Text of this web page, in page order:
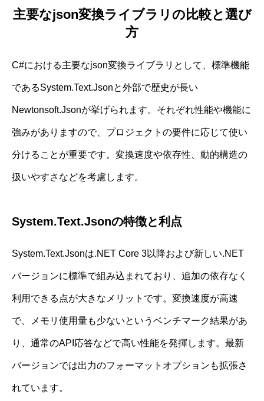
主要なjson変換ライブラリの比較と選び
方
C#における主要なjson変換ライブラリとして、標準機能
であるSystem.Text.Jsonと外部で歴史が長い
Newtonsoft.Jsonが挙げられます。それぞれ性能や機能に
強みがありますので、プロジェクトの要件に応じて使い
分けることが重要です。変換速度や依存性、動的構造の
扱いやすさなどを考慮します。
System.Text.Jsonの特徴と利点
System.Text.Jsonは.NET Core 3以降および新しい.NET
バージョンに標準で組み込まれており、追加の依存なく
利用できる点が大きなメリットです。変換速度が高速
で、メモリ使用量も少ないというベンチマーク結果があ
り、通常のAPI応答などで高い性能を発揮します。最新
バージョンでは出力のフォーマットオプションも拡張さ
れています。